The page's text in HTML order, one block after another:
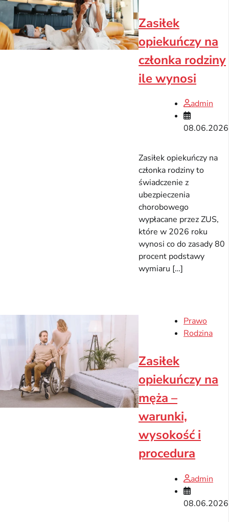
Zasiłek
opiekuńczy na
członka rodziny
ile wynosi
admin
08.06.2026
Zasiłek opiekuńczy na
członka rodziny to
świadczenie z
ubezpieczenia
chorobowego
wypłacane przez ZUS,
które w 2026 roku
wynosi co do zasady 80
procent podstawy
wymiaru […]
Prawo
Rodzina
Zasiłek
opiekuńczy na
męża –
warunki,
wysokość i
procedura
admin
08.06.2026